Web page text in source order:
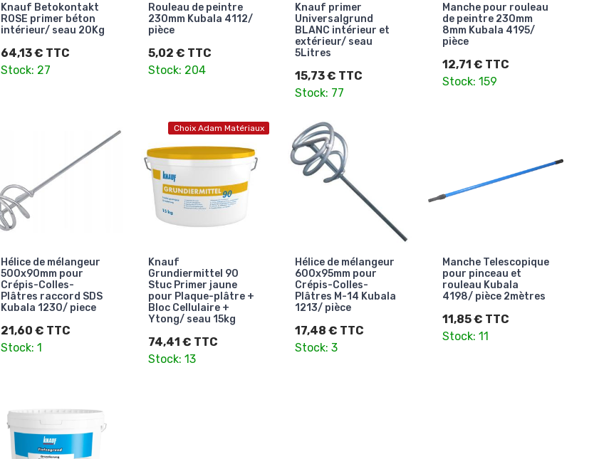
Knauf Betokontakt
ROSE primer béton
intérieur/ seau 20Kg
64,13 € TTC
Stock: 27
Rouleau de peintre
230mm Kubala 4112/
pièce
5,02 € TTC
Stock: 204
Knauf primer
Universalgrund
BLANC intérieur et
extérieur/ seau
5Litres
15,73 € TTC
Stock: 77
Manche pour rouleau
de peintre 230mm
8mm Kubala 4195/
pièce
12,71 € TTC
Stock: 159
Hélice de mélangeur
500x90mm pour
Crépis-Colles-
Plâtres raccord SDS
Kubala 1230/ piece
21,60 € TTC
Stock: 1
Choix Adam Matériaux
Knauf
Grundiermittel 90
Stuc Primer jaune
pour Plaque-plâtre +
Bloc Cellulaire +
Ytong/ seau 15kg
74,41 € TTC
Stock: 13
Hélice de mélangeur
600x95mm pour
Crépis-Colles-
Plâtres M-14 Kubala
1213/ pièce
17,48 € TTC
Stock: 3
Manche Telescopique
pour pinceau et
rouleau Kubala
4198/ pièce 2mètres
11,85 € TTC
Stock: 11